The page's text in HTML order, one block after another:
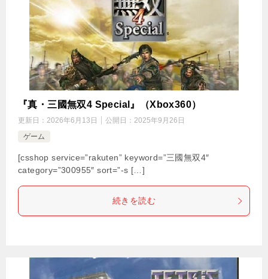
『真・三國無双4 Special』（Xbox360）
更新日： 2026年6月13日 公開日： 2025年9月26日
ゲーム
[csshop service=”rakuten” keyword=”三國無双4″
category=”300955″ sort=”-s […]
続きを読む